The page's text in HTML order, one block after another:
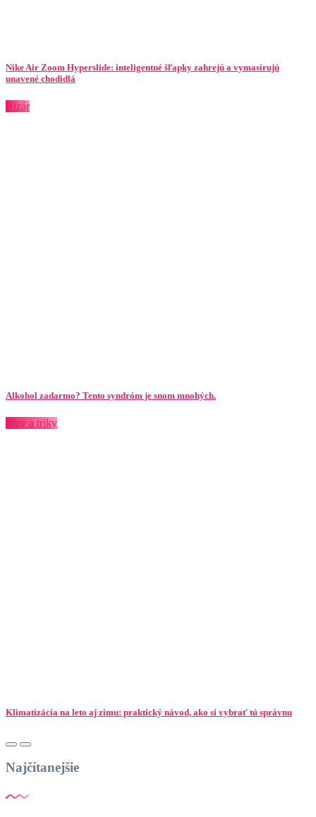
Nike Air Zoom Hyperslide: inteligentné šľapky zahrejú a vymasírujú
unavené chodidlá
Bizár
Alkohol zadarmo? Tento syndróm je snom mnohých.
Tipy a triky
Klimatizácia na leto aj zimu: praktický návod, ako si vybrať tú správnu
Najčítanejšie